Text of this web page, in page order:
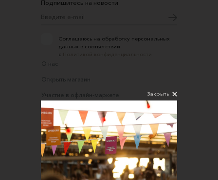
Подпишитесь на новости
Соглашаюсь на обработку персональных
данных в соответствии
с
О нас
Открыть магазин
Участие в офлайн-маркете
FAQ
Требования к фотографиям
Обратная связь
Соглашение об оказании услуг
Правила сайта
Закрыть